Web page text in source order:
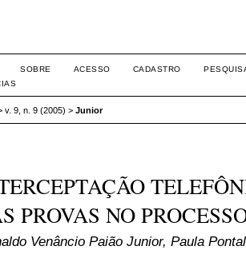
SOBRE ACESSO CADASTRO
v. 9, n. 9 (2005) > Junior
PROVAS NO
Venâncio Paião Junior, Paula